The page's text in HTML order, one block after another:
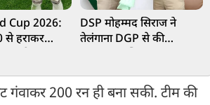
Cup 2026:
से हराकर
DSP मोहम्मद सिराज ने
तेलंगाना DGP से की
200 रन ही बना सकी. टीम की